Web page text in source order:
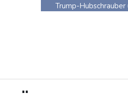
Potsdam 20
Trump-
Extremes
Bundesgerichtshof
Urteil in Prozess
Vorwurf der